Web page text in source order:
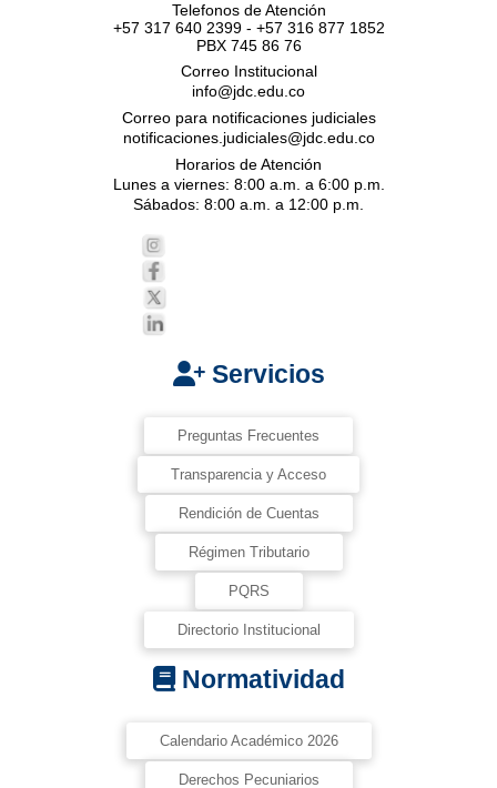
Telefonos de Atención
+57 317 640 2399 - +57 316 877 1852
PBX 745 86 76
Correo Institucional
info@jdc.edu.co
Correo para notificaciones judiciales
notificaciones.judiciales@jdc.edu.co
Horarios de Atención
Lunes a viernes: 8:00 a.m. a 6:00 p.m.
Sábados: 8:00 a.m. a 12:00 p.m.
Servicios
Preguntas Frecuentes
Transparencia y Acceso
Rendición de Cuentas
Régimen Tributario
PQRS
Directorio Institucional
Normatividad
Calendario Académico 2026
Derechos Pecuniarios